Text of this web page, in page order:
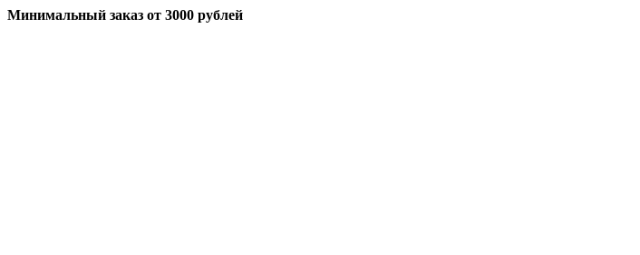
Минимальный заказ от 3000 рублей